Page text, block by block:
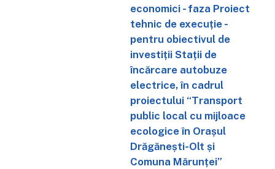
economici - faza Proiect
tehnic de execuție -
pentru obiectivul de
investiții Stații de
încărcare autobuze
electrice, în cadrul
proiectului “Transport
public local cu mijloace
ecologice în Orașul
Drăgănești-Olt și
Comuna Mărunței”